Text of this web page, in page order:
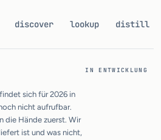
discover lookup distill
IN ENTWICKLUNG
sich für 2026 in
nicht aufrufbar.
die Hände zuerst. Wir
ist und was nicht,